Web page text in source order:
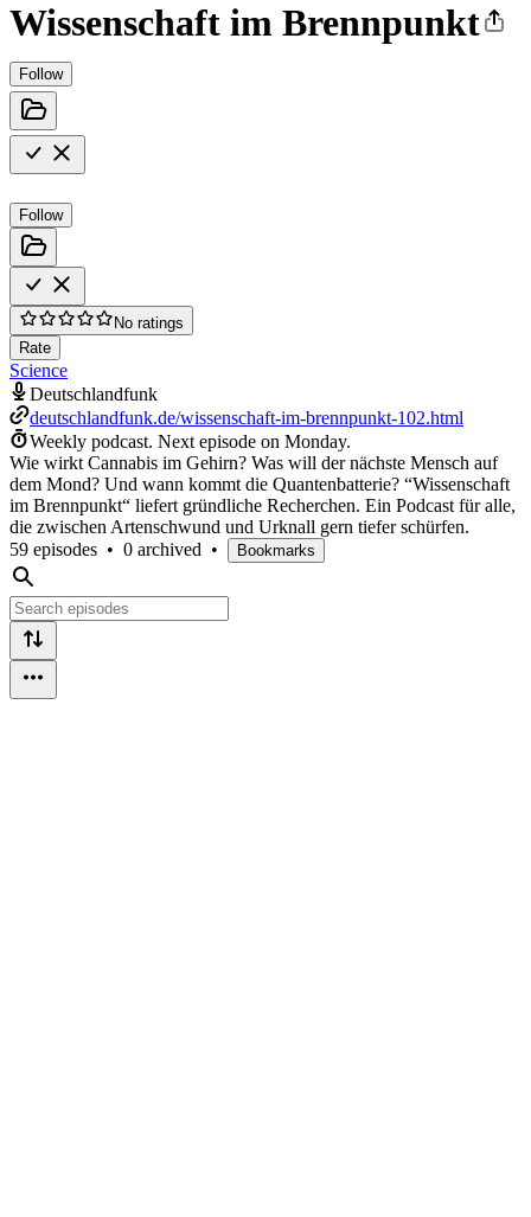
Wissenschaft im Brennpunkt
Follow
Follow
No ratings
Rate
Science
Deutschlandfunk
deutschlandfunk.de/wissenschaft-im-brennpunkt-102.html
Weekly podcast. Next episode on Monday.
Wie wirkt Cannabis im Gehirn? Was will der nächste Mensch auf
dem Mond? Und wann kommt die Quantenbatterie? “Wissenschaft
im Brennpunkt“ liefert gründliche Recherchen. Ein Podcast für alle,
die zwischen Artenschwund und Urknall gern tiefer schürfen.
59 episodes • 0 archived • Bookmarks